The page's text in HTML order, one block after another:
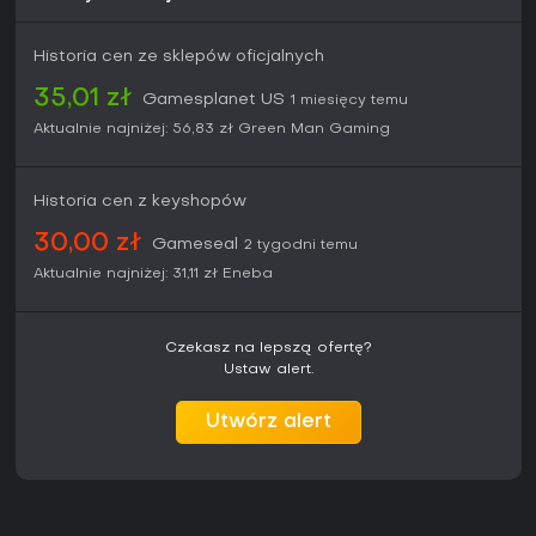
Historia cen ze sklepów oficjalnych
35,01 zł Gamesplanet US 1 miesięcy temu
Aktualnie najniżej: 56,83 zł Green Man Gaming
Historia cen z keyshopów
30,00 zł Gameseal
2 tygodni temu
Aktualnie najniżej: 31,11 zł Eneba
Czekasz na lepszą ofertę?
Ustaw alert.
Utwórz alert